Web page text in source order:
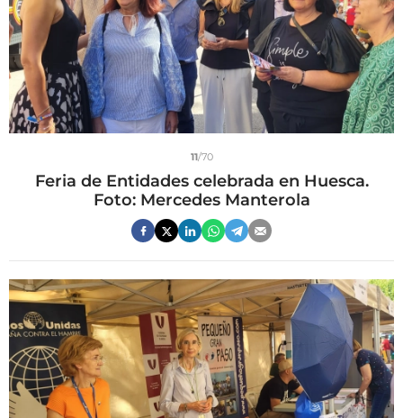
11/70
Feria de Entidades celebrada en Huesca.
Foto: Mercedes Manterola